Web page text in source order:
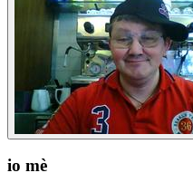
io mè